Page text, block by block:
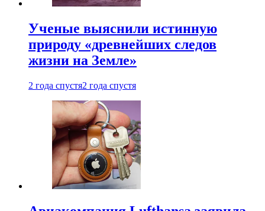
Ученые выяснили истинную
природу «древнейших следов
жизни на Земле»
2 года спустя2 года спустя